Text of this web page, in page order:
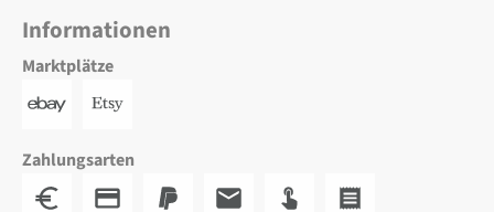
Informationen
Marktplätze
Zahlungsarten